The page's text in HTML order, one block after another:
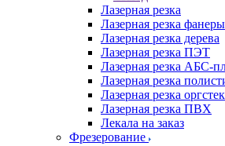
Лазерная резка
Лазерная резка фанеры
Лазерная резка дерева
Лазерная резка ПЭТ
Лазерная резка АБС-
Лазерная резка
Лазерная резка
Лазерная резка ПВХ
Лекала на заказ
Фрезерование